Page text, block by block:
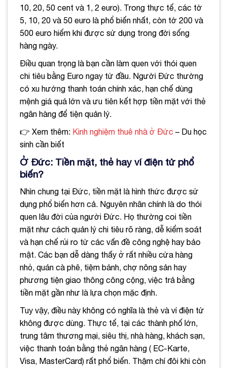
10, 20, 50 cent và 1, 2 euro). Trong thực tế, các tờ
5, 10, 20 và 50 euro là phổ biến nhất, còn tờ 200 và
500 euro hiếm khi được sử dụng trong đời sống
hàng ngày.
Điều quan trọng là bạn cần làm quen với thói quen
chi tiêu bằng Euro ngay từ đầu. Người Đức thường
có xu hướng thanh toán chính xác, hạn chế dùng
mệnh giá quá lớn và ưu tiên kết hợp tiền mặt với thẻ
ngân hàng để tiện quản lý.
👉 Xem thêm: Kinh nghiệm thuê nhà ở Đức – Du học
sinh cần biết
Ở Đức: Tiền mặt, thẻ hay ví điện tử phổ
biến?
Nhìn chung tại Đức, tiền mặt là hình thức được sử
dụng phổ biến hơn cả. Nguyên nhân chính là do thói
quen lâu đời của người Đức. Họ thường coi tiền
mặt như cách quản lý chi tiêu rõ ràng, dễ kiểm soát
và hạn chế rủi ro từ các vấn đề công nghệ hay bảo
mật. Các bạn dễ dàng thấy ở rất nhiều cửa hàng
nhỏ, quán cà phê, tiệm bánh, chợ nông sản hay
phương tiện giao thông công cộng, việc trả bằng
tiền mặt gần như là lựa chọn mặc định.
Tuy vậy, điều này không có nghĩa là thẻ và ví điện tử
không được dùng. Thực tế, tại các thành phố lớn,
trung tâm thương mại, siêu thị, nhà hàng, khách sạn,
việc thanh toán bằng thẻ ngân hàng ( EC-Karte,
Visa, MasterCard) rất phổ biến. Thậm chí đôi khi còn